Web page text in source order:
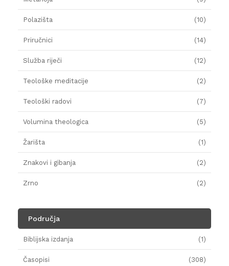
Polazišta (10)
Priručnici (14)
Služba riječi (12)
Teološke meditacije (2)
Teološki radovi (7)
Volumina theologica (5)
Žarišta (1)
Znakovi i gibanja (2)
Zrno (2)
Područja
Biblijska izdanja (1)
Časopisi (308)